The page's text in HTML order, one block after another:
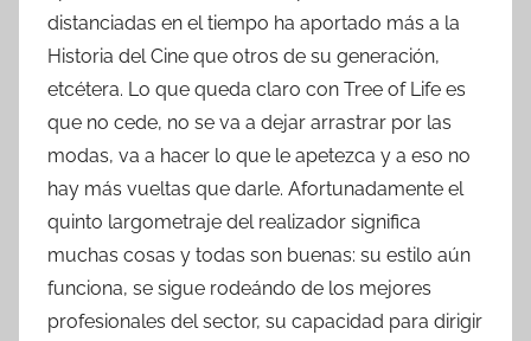
distanciadas en el tiempo ha aportado más a la
Historia del Cine que otros de su generación,
etcétera. Lo que queda claro con Tree of Life es
que no cede, no se va a dejar arrastrar por las
modas, va a hacer lo que le apetezca y a eso no
hay más vueltas que darle. Afortunadamente el
quinto largometraje del realizador significa
muchas cosas y todas son buenas: su estilo aún
funciona, se sigue rodeándo de los mejores
profesionales del sector, su capacidad para dirigir